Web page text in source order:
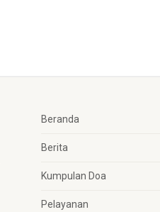
Beranda
Berita
Kumpulan Doa
Pelayanan